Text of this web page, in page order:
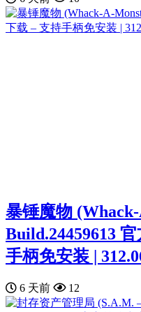
暴锤魔物
Build.24459613
手柄免安装 |
6 天前 12